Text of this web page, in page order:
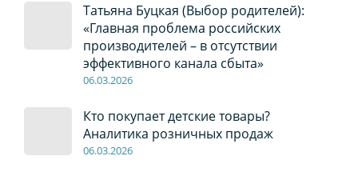
Татьяна Буцкая (Выбор родителей):
«Главная проблема российских
производителей – в отсутствии
эффективного канала сбыта»
06.03.2026
Кто покупает детские товары?
Аналитика розничных продаж
06.03.2026